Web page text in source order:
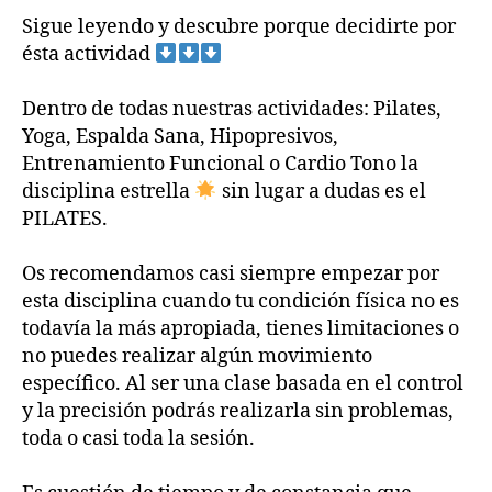
Sigue leyendo y descubre porque decidirte por
ésta actividad
Dentro de todas nuestras actividades: Pilates,
Yoga, Espalda Sana, Hipopresivos,
Entrenamiento Funcional o Cardio Tono la
disciplina estrella
sin lugar a dudas es el
PILATES.
Os recomendamos casi siempre empezar por
esta disciplina cuando tu condición física no es
todavía la más apropiada, tienes limitaciones o
no puedes realizar algún movimiento
específico. Al ser una clase basada en el control
y la precisión podrás realizarla sin problemas,
toda o casi toda la sesión.